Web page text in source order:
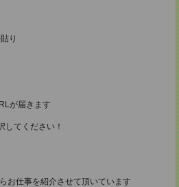
り
が届きます
してください！
お仕事を紹介させて頂いています